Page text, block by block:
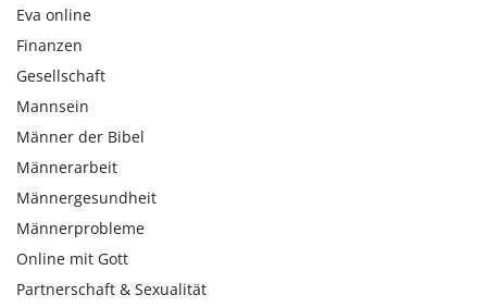
Eva online
Finanzen
Gesellschaft
Mannsein
Männer der Bibel
Männerarbeit
Männergesundheit
Männerprobleme
Online mit Gott
Partnerschaft & Sexualität